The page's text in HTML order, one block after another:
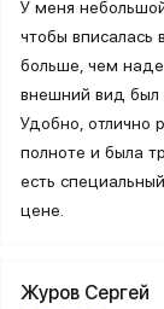
У меня
чтобы вписалась
больше, чем
внешний вид
Удобно, отлично
полноте и была
есть
цене.
Журов Сергей